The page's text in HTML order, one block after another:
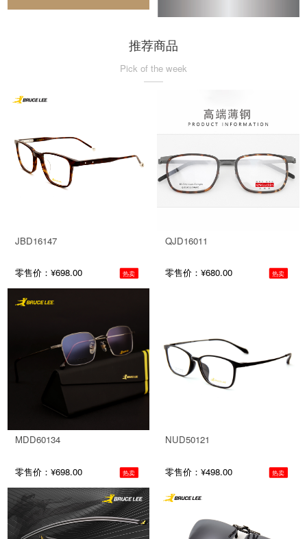
推荐商品
Pick of the week
JBD16147
零售价：¥698.00 热卖
QJD16011
零售价：¥680.00 热卖
MDD60134
零售价：¥698.00 热卖
NUD50121
零售价：¥498.00 热卖